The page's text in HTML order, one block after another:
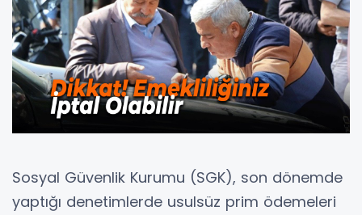
Sosyal Güvenlik Kurumu (SGK), son dönemde
yaptığı denetimlerde usulsüz prim ödemeleri